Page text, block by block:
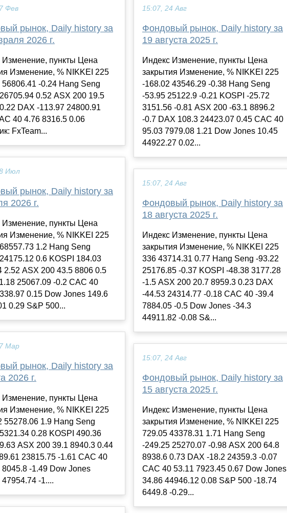
Фев
рынок, Daily history за
2026 г.
Изменение, пункты Цена
Изменение, % NIKKEI 225
56806.41 -0.24 Hang Seng
0.52 ASX 200 19.5
DAX -113.97 24800.91
40 4.76 8316.5 0.06
FxTeam...
Июл
рынок, Daily history за
2026 г.
Изменение, пункты Цена
Изменение, % NIKKEI 225
1.2 Hang Seng
0.6 KOSPI 184.03
2.52 ASX 200 43.5 8806 0.5
25067.09 -0.2 CAC 40
0.15 Dow Jones 149.6
0.29 S&P 500...
Мар
рынок, Daily history за
2026 г.
Изменение, пункты Цена
Изменение, % NIKKEI 225
55278.06 1.9 Hang Seng
0.28 KOSPI 490.36
ASX 200 39.1 8940.3 0.44
23815.75 -1.61 CAC 40
8045.8 -1.49 Dow Jones
-1....
15:07, 24 Авг
Фондовый рынок, Daily history за
19 августа 2025 г.
Индекс Изменение, пункты Цена
закрытия Изменение, % NIKKEI 225
-168.02 43546.29 -0.38 Hang Seng
-53.95 25122.9 -0.21 KOSPI -25.72
3151.56 -0.81 ASX 200 -63.1 8896.2
-0.7 DAX 108.3 24423.07 0.45 CAC 40
95.03 7979.08 1.21 Dow Jones 10.45
44922.27 0.02...
15:07, 24 Авг
Фондовый рынок, Daily history за
18 августа 2025 г.
Индекс Изменение, пункты Цена
закрытия Изменение, % NIKKEI 225
336 43714.31 0.77 Hang Seng -93.22
25176.85 -0.37 KOSPI -48.38 3177.28
-1.5 ASX 200 20.7 8959.3 0.23 DAX
-44.53 24314.77 -0.18 CAC 40 -39.4
7884.05 -0.5 Dow Jones -34.3
44911.82 -0.08 S&...
15:07, 24 Авг
Фондовый рынок, Daily history за
15 августа 2025 г.
Индекс Изменение, пункты Цена
закрытия Изменение, % NIKKEI 225
729.05 43378.31 1.71 Hang Seng
-249.25 25270.07 -0.98 ASX 200 64.8
8938.6 0.73 DAX -18.2 24359.3 -0.07
CAC 40 53.11 7923.45 0.67 Dow Jones
34.86 44946.12 0.08 S&P 500 -18.74
6449.8 -0.29...